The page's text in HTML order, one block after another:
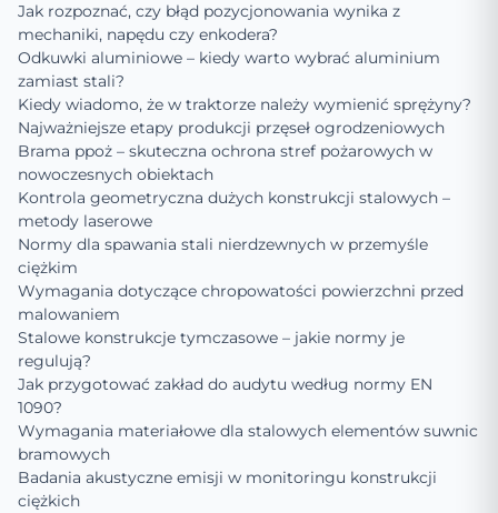
Jak rozpoznać, czy błąd pozycjonowania wynika z
mechaniki, napędu czy enkodera?
Odkuwki aluminiowe – kiedy warto wybrać aluminium
zamiast stali?
Kiedy wiadomo, że w traktorze należy wymienić sprężyny?
Najważniejsze etapy produkcji przęseł ogrodzeniowych
Brama ppoż – skuteczna ochrona stref pożarowych w
nowoczesnych obiektach
Kontrola geometryczna dużych konstrukcji stalowych –
metody laserowe
Normy dla spawania stali nierdzewnych w przemyśle
ciężkim
Wymagania dotyczące chropowatości powierzchni przed
malowaniem
Stalowe konstrukcje tymczasowe – jakie normy je
regulują?
Jak przygotować zakład do audytu według normy EN
1090?
Wymagania materiałowe dla stalowych elementów suwnic
bramowych
Badania akustyczne emisji w monitoringu konstrukcji
ciężkich